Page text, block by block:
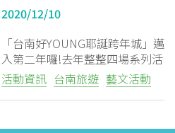
2020/12/10
「台南好YOUNG耶誕跨年城」邁
入第二年囉!去年整整四場系列活
動，讓12月的台南特別不一樣，
更是創下當地最多人次參加的耶
誕跨年活動。
活動資訊 台南旅遊 藝文活動